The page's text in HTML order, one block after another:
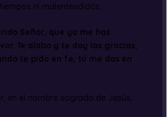
ni malentendidos.
Señor, que ya me has
Te alabo y te doy las gracias,
te pido en fe, tú me das en
en el nombre sagrado de Jesús,